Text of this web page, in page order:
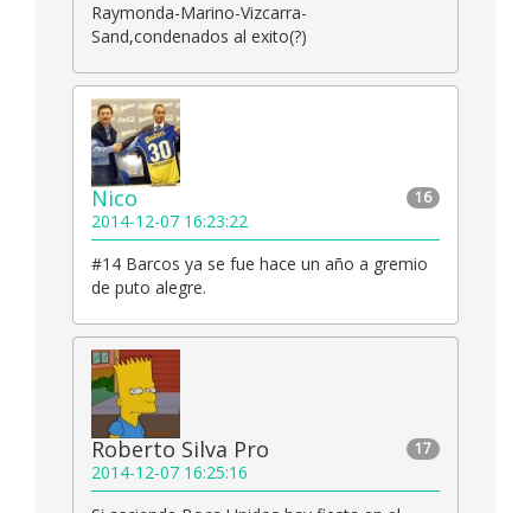
Raymonda-Marino-Vizcarra-
Sand,condenados al exito(?)
16
Nico
2014-12-07 16:23:22
#14 Barcos ya se fue hace un año a gremio
de puto alegre.
17
Roberto Silva Pro
2014-12-07 16:25:16